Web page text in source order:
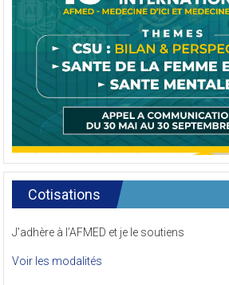
Cotisations
J’adhère à l’AFMED et je le soutiens
Voir les modalités